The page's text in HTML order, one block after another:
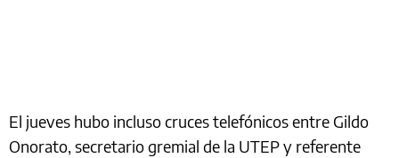
El jueves hubo incluso cruces telefónicos entre Gildo
Onorato, secretario gremial de la UTEP y referente